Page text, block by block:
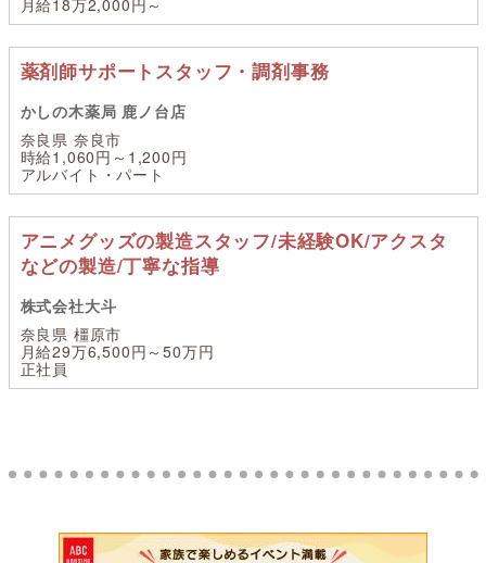
月給18万2,000円～
薬剤師サポートスタッフ・調剤事務
かしの木薬局 鹿ノ台店
奈良県 奈良市
時給1,060円～1,200円
アルバイト・パート
アニメグッズの製造スタッフ/未経験OK/アクスタ
などの製造/丁寧な指導
株式会社大斗
奈良県 橿原市
月給29万6,500円～50万円
正社員